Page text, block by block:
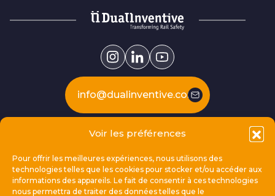
Voir les préférences
Pour offrir les meilleures expériences, nous utilisons des
technologies telles que les cookies pour stocker et/ou accéder aux
informations des appareils. Le fait de consentir à ces technologies
nous permettra de traiter des données telles que le
info@dualinventive.com
Our products
This is Dual Inventive